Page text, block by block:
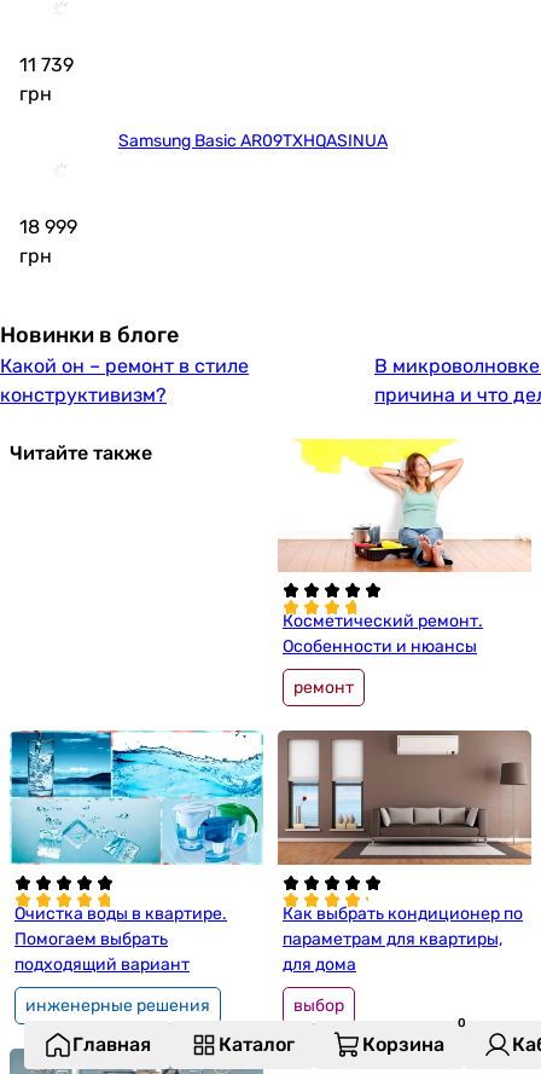
11 739
грн
Samsung Basic AR09TXHQASINUA
18 999
грн
Новинки в блоге
Какой он – ремонт в стиле
конструктивизм?
В
причина и что
Читайте также
Косметический ремонт.
Особенности и нюансы
ремонт
Очистка воды в квартире.
Помогаем выбрать
подходящий вариант
инженерные решения
Как выбрать кондиционер по
параметрам для квартиры,
для дома
выбор
Главная Каталог Корзина